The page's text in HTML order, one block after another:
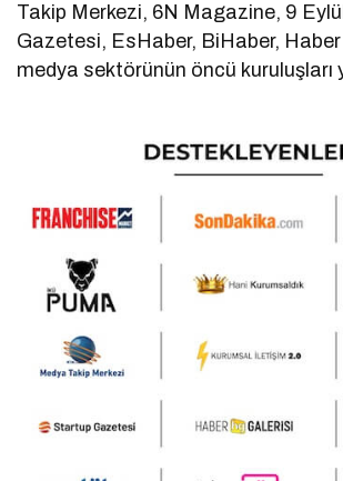
Takip Merkezi, 6N Magazine, 9 Eylül
Gazetesi, EsHaber, BiHaber,
medya sektörünün öncü kuruluşları